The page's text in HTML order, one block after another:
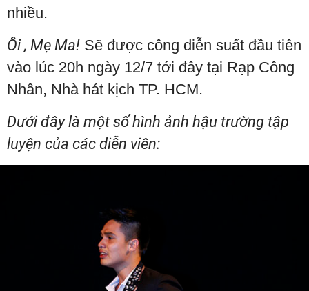
nhiều.
Ôi , Mẹ Ma! Sẽ được công diễn suất đầu tiên
vào lúc 20h ngày 12/7 tới đây tại Rạp Công
Nhân, Nhà hát kịch TP. HCM.
Dưới đây là một số hình ảnh hậu trường tập
luyện của các diễn viên: